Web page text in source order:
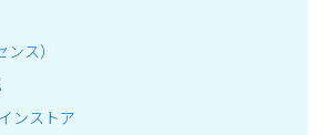
ス）
ンストア